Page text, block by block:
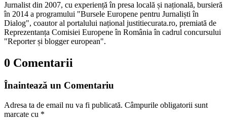
Jurnalist din 2007, cu experiență în presa locală și națională, bursieră
în 2014 a programului "Bursele Europene pentru Jurnaliști în
Dialog", coautor al portalului național justitiecurata.ro, premiată de
Reprezentanța Comisiei Europene în România în cadrul concursului
"Reporter și blogger european".
0 Comentarii
Înaintează un Comentariu
Adresa ta de email nu va fi publicată. Câmpurile obligatorii sunt
marcate cu *